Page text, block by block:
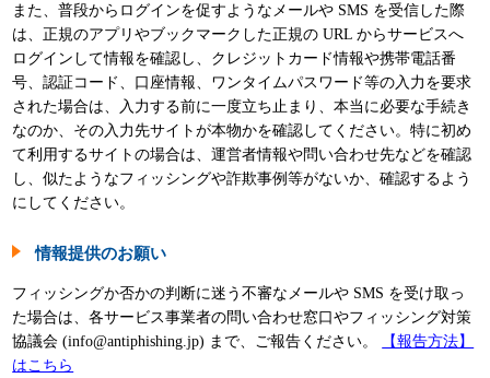
また、普段からログインを促すようなメールや SMS を受信した際
は、正規のアプリやブックマークした正規の URL からサービスへ
ログインして情報を確認し、クレジットカード情報や携帯電話番
号、認証コード、口座情報、ワンタイムパスワード等の入力を要求
された場合は、入力する前に一度立ち止まり、本当に必要な手続き
なのか、その入力先サイトが本物かを確認してください。特に初め
て利用するサイトの場合は、運営者情報や問い合わせ先などを確認
し、似たようなフィッシングや詐欺事例等がないか、確認するよう
にしてください。
情報提供のお願い
フィッシングか否かの判断に迷う不審なメールや SMS を受け取っ
た場合は、各サービス事業者の問い合わせ窓口やフィッシング対策
協議会 (info@antiphishing.jp) まで、ご報告ください。
【報告方法】
はこちら